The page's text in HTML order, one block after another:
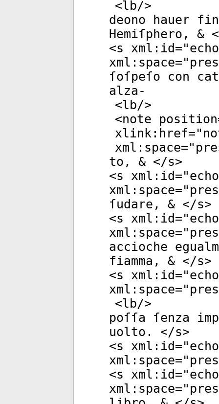
<lb/>
deono hauer
Hemiſphero, &
<s xml:id="
xml:space="
ſoſpeſo con
alza-
<lb/>
<note position
xlink:href="
xml:space="
to, & </s>
<s xml:id="
xml:space="
ſudare, & </s>
<s xml:id="
xml:space="
accioche
fiamma, & </s>
<s xml:id="
xml:space="
<lb/>
poſſa ſenza
uolto. </s>
<s xml:id="
xml:space="
<s xml:id="
xml:space="